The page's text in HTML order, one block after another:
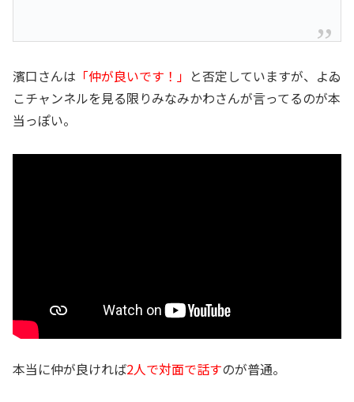
濱口さんは 「仲が良いです！」 と否定していますが、よゐ
こチャンネルを見る限りみなみかわさんが言ってるのが本
当っぽい。
本当に仲が良ければ2人で対面で話すのが普通。